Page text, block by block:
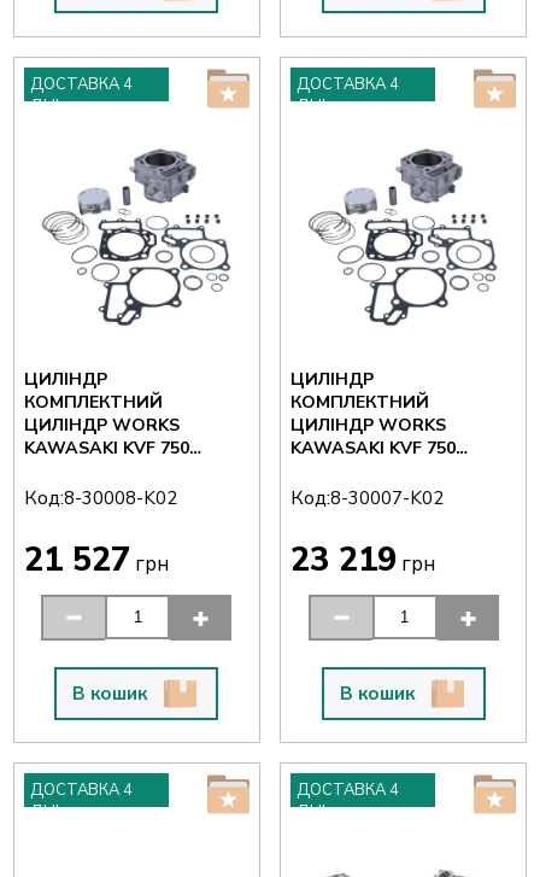
ДОСТАВКА 4
ДНІ
ЦИЛІНДР
КОМПЛЕКТНИЙ
ЦИЛІНДР WORKS
KAWASAKI KVF 750
ЗАДНІЙ (85 ММ)
Код:8-30008-K02
21 527 грн
В кошик
ДОСТАВКА 4
ДНІ
ЦИЛІНДР
КОМПЛЕКТНИЙ
ЦИЛІНДР WORKS
KAWASAKI KVF 750
ПЕРЕДНІЙ (85 ММ)
Код:8-30007-K02
23 219 грн
В кошик
ДОСТАВКА 4
ДНІ
ДОСТАВКА 4
ДНІ